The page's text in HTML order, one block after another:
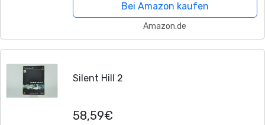
Bei Amazon kaufen
Amazon.de
Silent Hill 2
58,59€